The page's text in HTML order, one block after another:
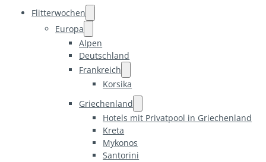
Flitterwochen
Europa
Alpen
Deutschland
Frankreich
Korsika
Griechenland
Hotels mit Privatpool in Griechenland
Kreta
Mykonos
Santorini